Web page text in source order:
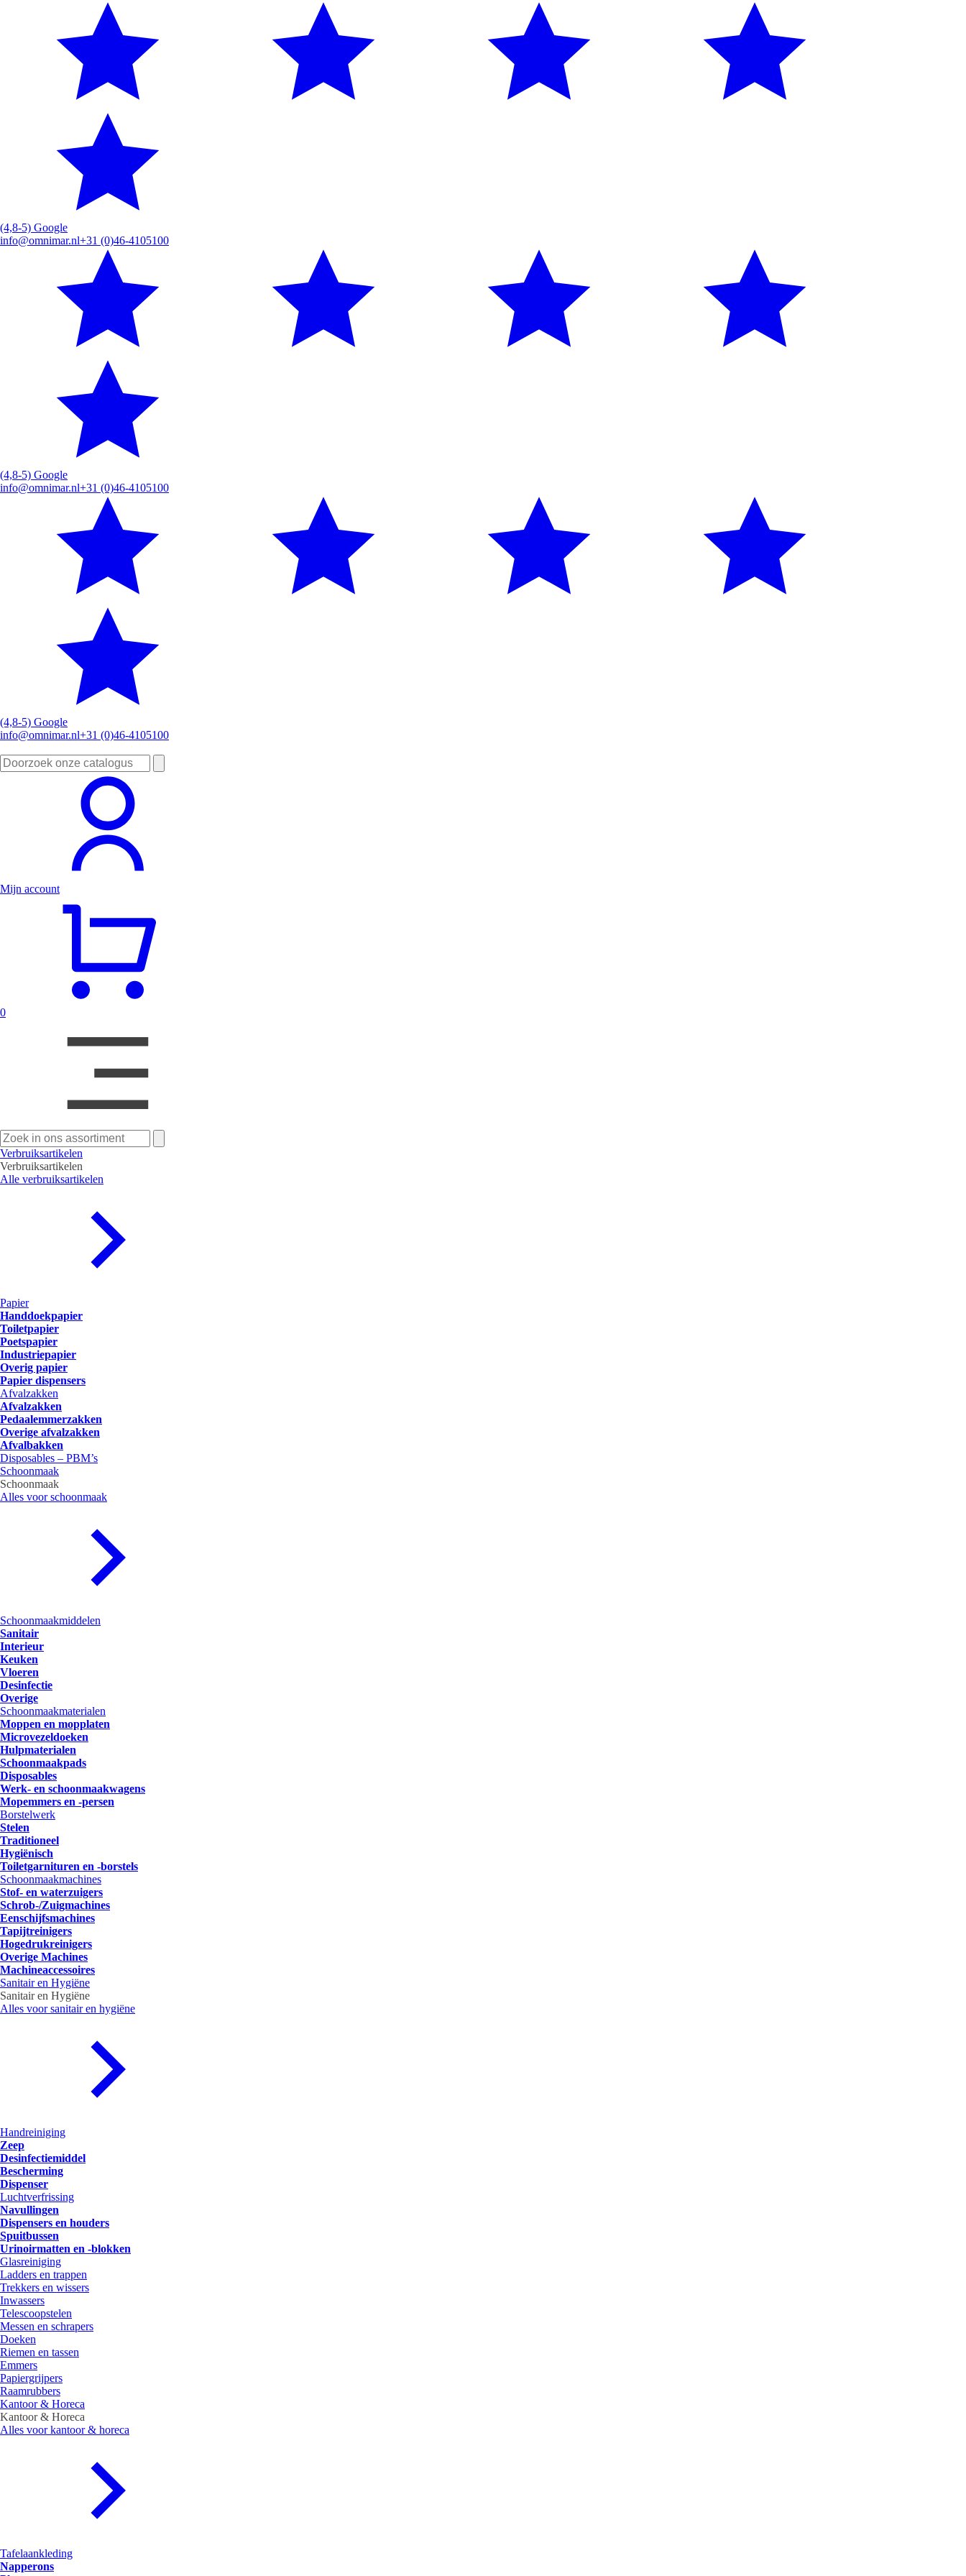
(4,8-5) Google
info@omnimar.nl+31 (0)46-4105100
(4,8-5) Google
info@omnimar.nl+31 (0)46-4105100
(4,8-5) Google
info@omnimar.nl+31 (0)46-4105100
Zoeken
naar:
Mijn account
0
Zoeken
naar:
Verbruiksartikelen
Verbruiksartikelen
Alle verbruiksartikelen
Papier
Handdoekpapier
Toiletpapier
Poetspapier
Industriepapier
Overig papier
Papier dispensers
Afvalzakken
Afvalzakken
Pedaalemmerzakken
Overige afvalzakken
Afvalbakken
Disposables – PBM’s
Schoonmaak
Schoonmaak
Alles voor schoonmaak
Schoonmaakmiddelen
Sanitair
Interieur
Keuken
Vloeren
Desinfectie
Overige
Schoonmaakmaterialen
Moppen en mopplaten
Microvezeldoeken
Hulpmaterialen
Schoonmaakpads
Disposables
Werk- en schoonmaakwagens
Mopemmers en -persen
Borstelwerk
Stelen
Traditioneel
Hygiënisch
Toiletgarnituren en -borstels
Schoonmaakmachines
Stof- en waterzuigers
Schrob-/Zuigmachines
Eenschijfsmachines
Tapijtreinigers
Hogedrukreinigers
Overige Machines
Machineaccessoires
Sanitair en Hygiëne
Sanitair en Hygiëne
Alles voor sanitair en hygiëne
Handreiniging
Zeep
Desinfectiemiddel
Bescherming
Dispenser
Luchtverfrissing
Navullingen
Dispensers en houders
Spuitbussen
Urinoirmatten en -blokken
Glasreiniging
Ladders en trappen
Trekkers en wissers
Inwassers
Telescoopstelen
Messen en schrapers
Doeken
Riemen en tassen
Emmers
Papiergrijpers
Raamrubbers
Kantoor & Horeca
Kantoor & Horeca
Alles voor kantoor & horeca
Tafelaankleding
Napperons